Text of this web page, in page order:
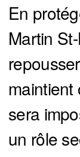
En
Martin
maintient
sera
un rôle